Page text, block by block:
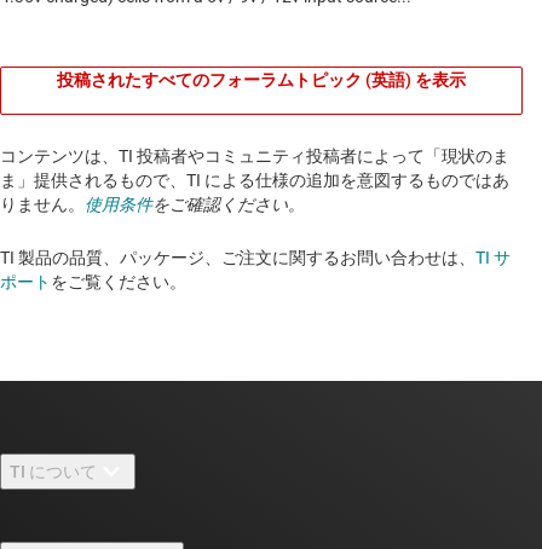
投稿されたすべてのフォーラムトピック (英語) を表示
コンテンツは、TI 投稿者やコミュニティ投稿者によって「現状のま
ま」提供されるもので、TI による仕様の追加を意図するものではあ
りません。 使用条件をご確認ください。
TI 製品の品質、パッケージ、ご注文に関するお問い合わせは、 TI サ
ポート をご覧ください。​​​​​​​​​​​​​​
TI について